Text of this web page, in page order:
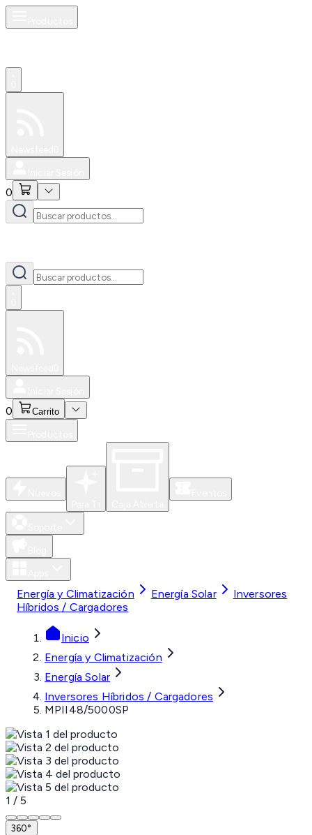
0
0 Carrito
Energía y Climatización Energía Solar
Inversores
Híbridos / Cargadores
Inicio
Energía y Climatización
Energía Solar
Inversores Híbridos / Cargadores
MPII48/5000SP
1 / 5
360°